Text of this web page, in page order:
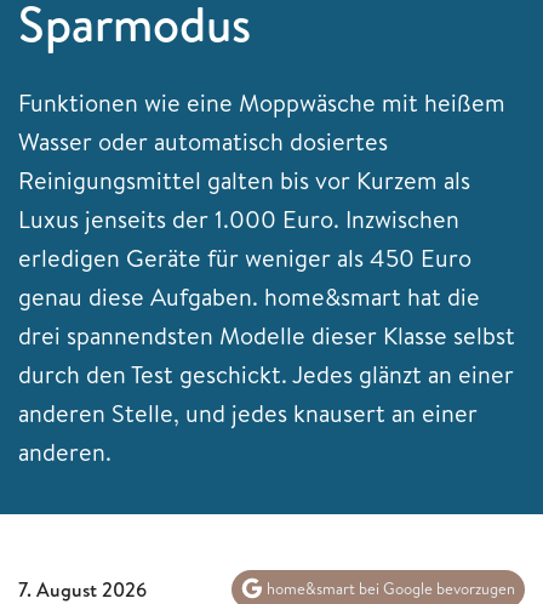
Sparmodus
Funktionen wie eine Moppwäsche mit heißem
Wasser oder automatisch dosiertes
Reinigungsmittel galten bis vor Kurzem als
Luxus jenseits der 1.000 Euro. Inzwischen
erledigen Geräte für weniger als 450 Euro
genau diese Aufgaben. home&smart hat die
drei spannendsten Modelle dieser Klasse selbst
durch den Test geschickt. Jedes glänzt an einer
anderen Stelle, und jedes knausert an einer
anderen.
7. August 2026 home&smart bei Google bevorzugen